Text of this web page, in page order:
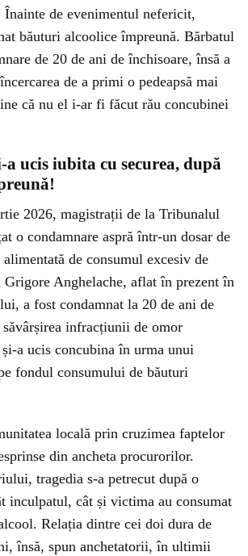
Înainte de evenimentul nefericit,
băuturi alcoolice împreună. Bărbatul
de 20 de ani de închisoare, însă a
de a primi o pedeapsă mai
că nu el i-ar fi făcut rău concubinei
ucis iubita cu securea, după
2026, magistrații de la Tribunalul
o condamnare aspră într-un dosar de
de consumul excesiv de
Anghelache, aflat în prezent în
a fost condamnat la 20 de ani de
infracțiunii de omor
a ucis concubina în urma unui
fondul consumului de băuturi
locală prin cruzimea faptelor
din ancheta procurorilor.
tragedia s-a petrecut după o
inculpatul, cât și victima au consumat
Relația dintre cei doi dura de
însă, spun anchetatorii, în ultimii